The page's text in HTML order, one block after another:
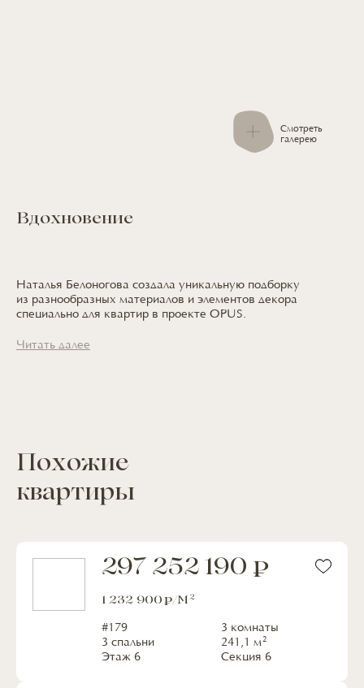
Смотреть
галерею
Вдохновение
Наталья Белоногова создала уникальную подборку
из разнообразных материалов и элементов декора
специально для квартир в проекте OPUS.
Читать далее
Похожие
квартиры
297 252 190
1 232 900 /М 2
#179
3 комнаты
3 спальни
241,1 м2
Этаж 6 Секция 6